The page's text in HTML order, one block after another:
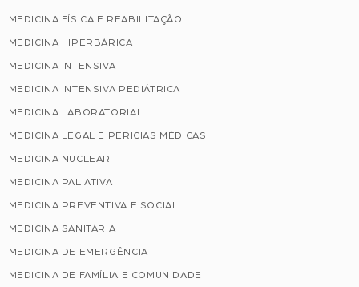
MEDICINA FÍSICA E REABILITAÇÃO
MEDICINA HIPERBÁRICA
MEDICINA INTENSIVA
MEDICINA INTENSIVA PEDIÁTRICA
MEDICINA LABORATORIAL
MEDICINA LEGAL E PERICIAS MÉDICAS
MEDICINA NUCLEAR
MEDICINA PALIATIVA
MEDICINA PREVENTIVA E SOCIAL
MEDICINA SANITÁRIA
MEDICINA DE EMERGÊNCIA
MEDICINA DE FAMÍLIA E COMUNIDADE